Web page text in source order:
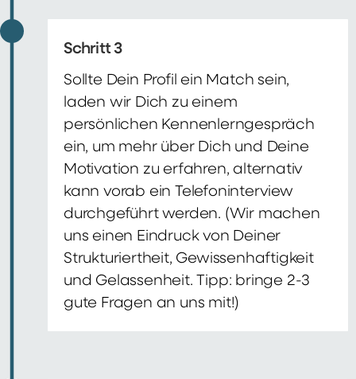
Schritt 3
Sollte Dein Profil ein Match sein,
laden wir Dich zu einem
persönlichen Kennenlerngespräch
ein, um mehr über Dich und Deine
Motivation zu erfahren, alternativ
kann vorab ein Telefoninterview
durchgeführt werden. (Wir machen
uns einen Eindruck von Deiner
Strukturiertheit, Gewissenhaftigkeit
und Gelassenheit. Tipp: bringe 2-3
gute Fragen an uns mit!)